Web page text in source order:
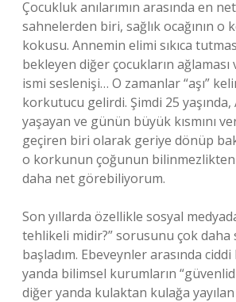
Çocukluk anılarımın arasında en
sahnelerden biri, sağlık ocağının
kokusu. Annemin elimi sıkıca
bekleyen diğer çocukların
ismi seslenişi… O zamanlar “aşı”
korkutucu gelirdi. Şimdi 25 yaşında,
yaşayan ve günün büyük kısmını
geçiren biri olarak geriye dönüp
o korkunun çoğunun bilinmezlikten
daha net görebiliyorum.
Son yıllarda özellikle sosyal medyada
tehlikeli midir?” sorusunu çok daha
başladım. Ebeveynler arasında
yanda bilimsel kurumların
diğer yanda kulaktan kulağa